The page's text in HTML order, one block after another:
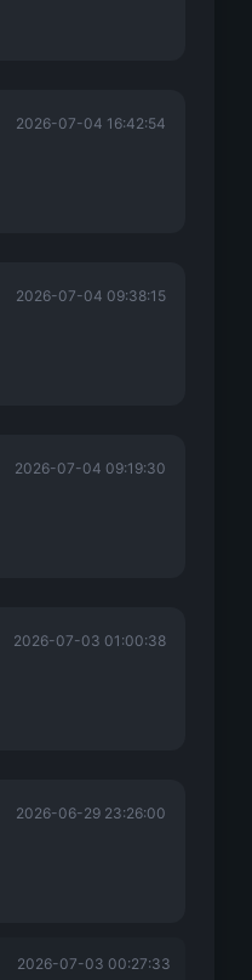
2026-07-04 16:42:54
2026-07-04 09:38:15
2026-07-04 09:19:30
2026-07-03 01:00:38
2026-06-29 23:26:00
2026-07-03 00:27:33